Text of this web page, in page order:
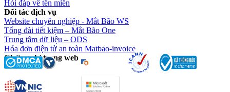
Hỏi đáp về tên miền
Đối tác dịch vụ
Website chuyên nghiệp - Mắt Bão WS
Tổng đài tiết kiệm – Mắt Bão One
Trung tâm dữ liệu – ODS
Hóa đơn điện tử an toàn Matbao-invoice
Chứng chỉ trang web